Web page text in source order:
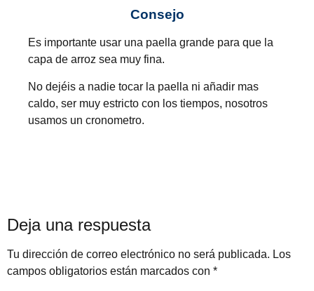
Consejo
Es importante usar una paella grande para que la
capa de arroz sea muy fina.
No dejéis a nadie tocar la paella ni añadir mas
caldo, ser muy estricto con los tiempos, nosotros
usamos un cronometro.
Deja una respuesta
Tu dirección de correo electrónico no será publicada. Los
campos obligatorios están marcados con *